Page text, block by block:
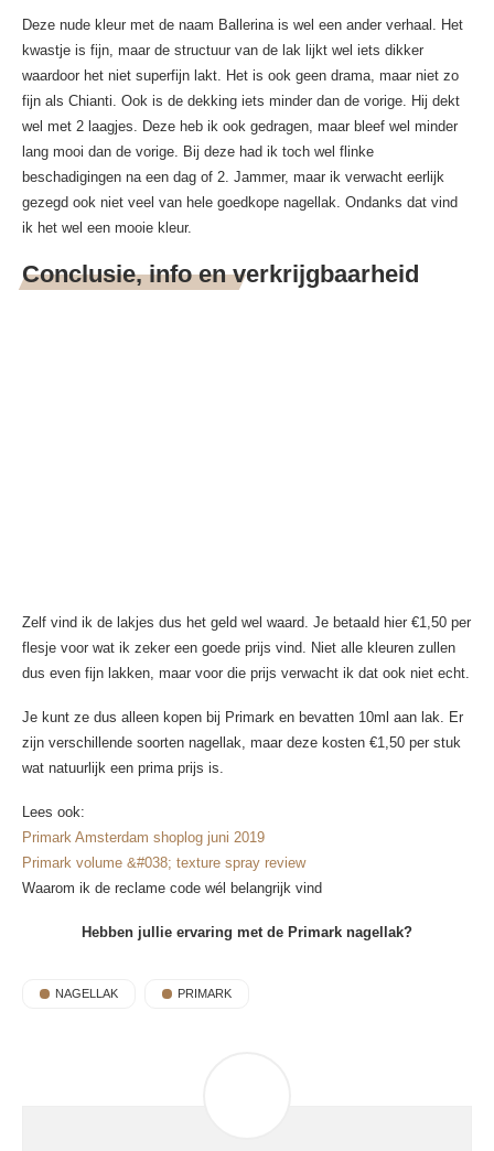
Deze nude kleur met de naam Ballerina is wel een ander verhaal. Het
kwastje is fijn, maar de structuur van de lak lijkt wel iets dikker
waardoor het niet superfijn lakt. Het is ook geen drama, maar niet zo
fijn als Chianti. Ook is de dekking iets minder dan de vorige. Hij dekt
wel met 2 laagjes. Deze heb ik ook gedragen, maar bleef wel minder
lang mooi dan de vorige. Bij deze had ik toch wel flinke
beschadigingen na een dag of 2. Jammer, maar ik verwacht eerlijk
gezegd ook niet veel van hele goedkope nagellak. Ondanks dat vind
ik het wel een mooie kleur.
Conclusie, info en verkrijgbaarheid
Zelf vind ik de lakjes dus het geld wel waard. Je betaald hier €1,50 per
flesje voor wat ik zeker een goede prijs vind. Niet alle kleuren zullen
dus even fijn lakken, maar voor die prijs verwacht ik dat ook niet echt.
Je kunt ze dus alleen kopen bij Primark en bevatten 10ml aan lak. Er
zijn verschillende soorten nagellak, maar deze kosten €1,50 per stuk
wat natuurlijk een prima prijs is.
Lees ook:
Primark Amsterdam shoplog juni 2019
Primark volume &#038; texture spray review
Waarom ik de reclame code wél belangrijk vind
Hebben jullie ervaring met de Primark nagellak?
NAGELLAK PRIMARK